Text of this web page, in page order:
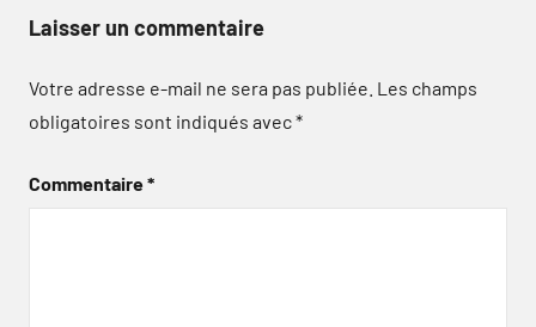
Laisser un commentaire
Votre adresse e-mail ne sera pas publiée. Les champs
obligatoires sont indiqués avec*
Commentaire*